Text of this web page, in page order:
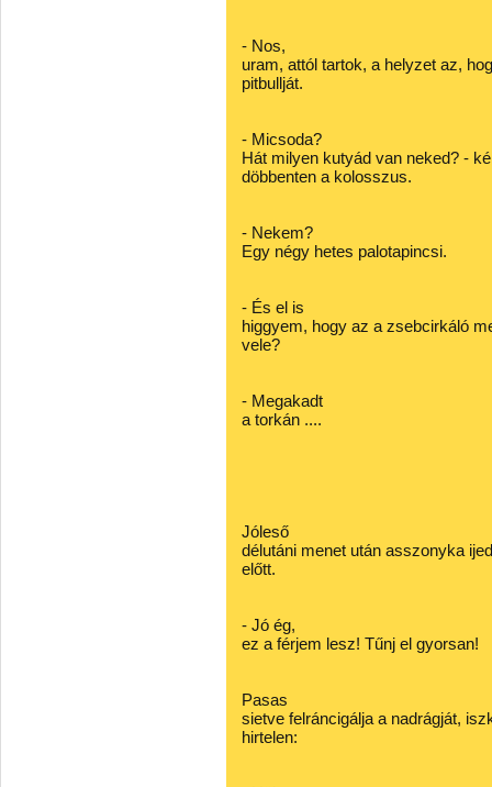
- Nos,
uram, attól tartok, a helyzet az,
pitbullját.
- Micsoda?
Hát milyen kutyád van neked? -
döbbenten a kolosszus.
- Nekem?
Egy négy hetes palotapincsi.
- És el is
higgyem, hogy az a zsebcirkáló
vele?
- Megakadt
a torkán ....
Jóleső
délutáni menet után asszonyka
előtt.
- Jó ég,
ez a férjem lesz! Tűnj el gyorsan!
Pasas
sietve felráncigálja a nadrágját,
hirtelen: